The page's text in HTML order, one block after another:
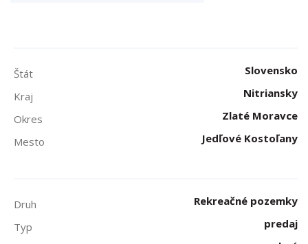
Štát
Slovensko
Kraj
Nitriansky
Okres
Zlaté Moravce
Mesto
Jedľové Kostoľany
Druh
Rekreačné pozemky
Typ
predaj